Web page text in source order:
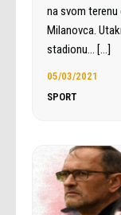
na svom
Milanovca.
stadionu… […]
05/03/2021
SPORT